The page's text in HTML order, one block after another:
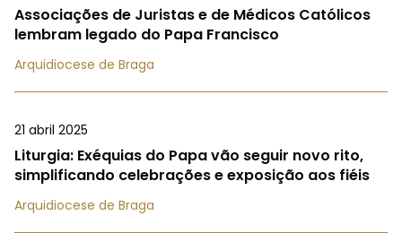
Associações de Juristas e de Médicos Católicos
lembram legado do Papa Francisco
Arquidiocese de Braga
21 abril 2025
Liturgia: Exéquias do Papa vão seguir novo rito,
simplificando celebrações e exposição aos fiéis
Arquidiocese de Braga